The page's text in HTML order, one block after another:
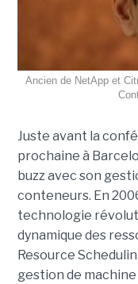
Ancien de NetApp et
Juste avant la
prochaine à
buzz avec son
conteneurs. En
technologie
dynamique des
Resource
gestion de